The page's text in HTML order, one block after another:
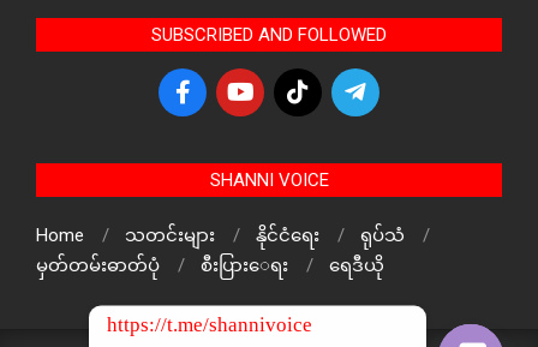
SUBSCRIBED AND FOLLOWED
SHANNI VOICE
Home သတင်းများ နိုင်ငံရေး
ရုပ်သံ
မှတ်တမ်းဓာတ်ပုံ
စီးပြားေရး ရေဒီယို
https://t.me/shannivoice